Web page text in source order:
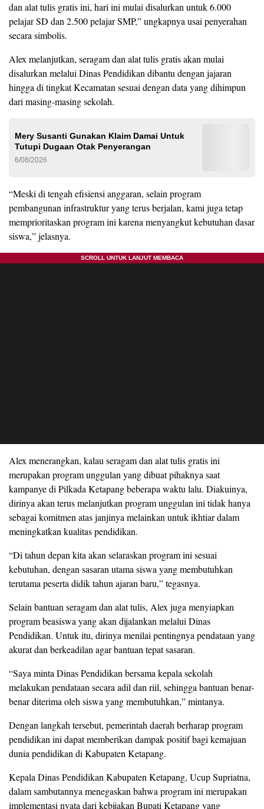
dan alat tulis gratis ini, hari ini mulai disalurkan untuk 6.000
pelajar SD dan 2.500 pelajar SMP,” ungkapnya usai penyerahan
secara simbolis.
Alex melanjutkan, seragam dan alat tulis gratis akan mulai
disalurkan melalui Dinas Pendidikan dibantu dengan jajaran
hingga di tingkat Kecamatan sesuai dengan data yang dihimpun
dari masing-masing sekolah.
Mery Susanti Gunakan Klaim Damai Untuk
Tutupi Dugaan Otak Penyerangan
6/08/2026
“Meski di tengah efisiensi anggaran, selain program
pembangunan infrastruktur yang terus berjalan, kami juga tetap
memprioritaskan program ini karena menyangkut kebutuhan dasar
siswa,” jelasnya.
Alex menerangkan, kalau seragam dan alat tulis gratis ini
merupakan program unggulan yang dibuat pihaknya saat
kampanye di Pilkada Ketapang beberapa waktu lalu. Diakuinya,
dirinya akan terus melanjutkan program unggulan ini tidak hanya
sebagai komitmen atas janjinya melainkan untuk ikhtiar dalam
meningkatkan kualitas pendidikan.
“Di tahun depan kita akan selaraskan program ini sesuai
kebutuhan, dengan sasaran utama siswa yang membutuhkan
terutama peserta didik tahun ajaran baru,” tegasnya.
Selain bantuan seragam dan alat tulis, Alex juga menyiapkan
program beasiswa yang akan dijalankan melalui Dinas
Pendidikan. Untuk itu, dirinya menilai pentingnya pendataan yang
akurat dan berkeadilan agar bantuan tepat sasaran.
“Saya minta Dinas Pendidikan bersama kepala sekolah
melakukan pendataan secara adil dan riil, sehingga bantuan benar-
benar diterima oleh siswa yang membutuhkan,” mintanya.
Dengan langkah tersebut, pemerintah daerah berharap program
pendidikan ini dapat memberikan dampak positif bagi kemajuan
dunia pendidikan di Kabupaten Ketapang.
Kepala Dinas Pendidikan Kabupaten Ketapang, Ucup Supriatna,
dalam sambutannya menegaskan bahwa program ini merupakan
implementasi nyata dari kebijakan Bupati Ketapang yang